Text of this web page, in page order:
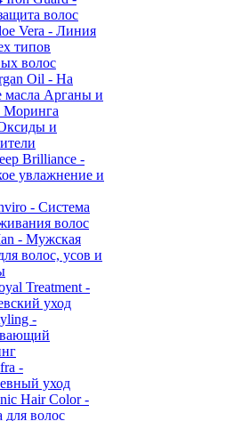
волос
Vera - Линия
типов
волос
Oil - На
масла Арганы и
Моринга
и
Brilliance -
увлажнение и
- Система
волос
- Мужская
волос, усов и
Treatment -
уход
-
-
уход
Hair Color -
для волос